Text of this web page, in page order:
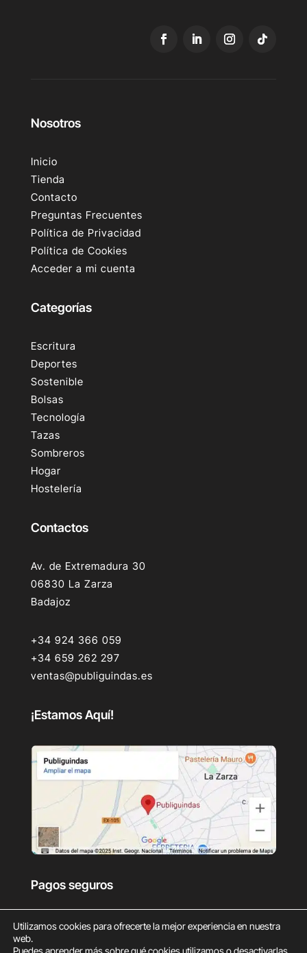
Nosotros
Inicio
Tienda
Contacto
Preguntas Frecuentes
Política de Privacidad
Política de Cookies
Acceder a mi cuenta
Categorías
Escritura
Deportes
Sostenible
Bolsas
Tecnología
Tazas
Sombreros
Hogar
Hostelería
Contactos
Av. de Extremadura 30
06830 La Zarza
Badajoz
+34 924 366 059
+34 659 262 297
ventas@publiguindas.es
¡Estamos Aquí!
Pagos seguros
Utilizamos cookies para ofrecerte la mejor experiencia en nuestra
web.
Puedes aprender más sobre qué cookies utilizamos o desactivarlas